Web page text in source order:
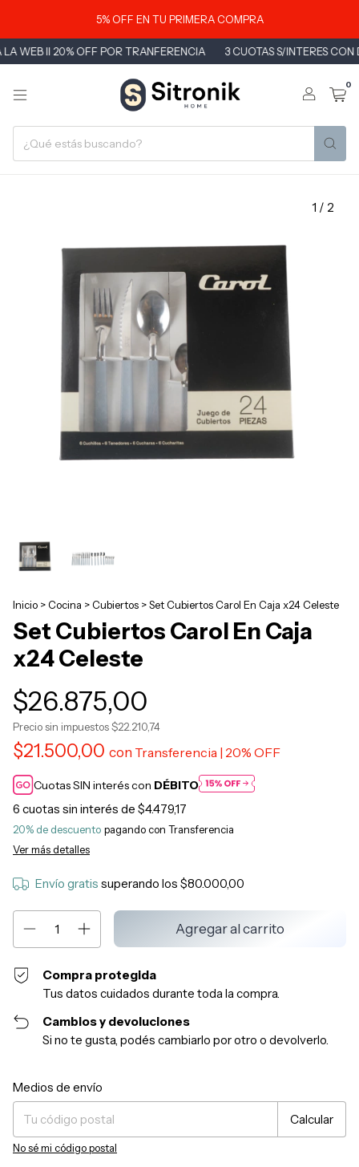
5% OFF EN TU PRIMERA COMPRA
WEB II 20% OFF POR TRANFERENCIA 3 CUOTAS S/INTERES CON
0
1 / 2
Inicio > Cocina > Cubiertos >Set Cubiertos Carol En Caja x24 Celeste
Set Cubiertos Carol En Caja
x24 Celeste
$26.875,00
Precio sin impuestos$22.210,74
$21.500,00 con
Cuotas SIN interés con DÉBITO
6 cuotas sin interés de $4.479,17
20% de descuento
Ver más detalles
Envío gratis superando los $80.000,00
Compra protegida
Tus datos cuidados durante toda la compra.
Cambios y devoluciones
Si no te gusta, podés cambiarlo por otro o devolverlo.
Entregas para el CP:
Medios de envío
Calcular
No sé mi código postal